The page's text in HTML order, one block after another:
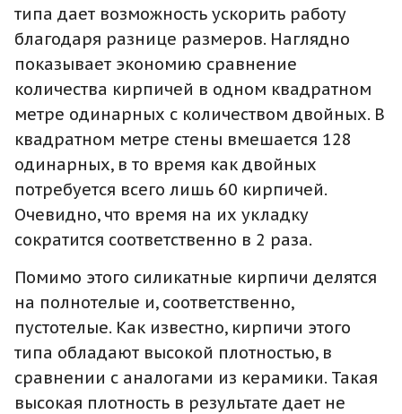
типа дает возможность ускорить работу
благодаря разнице размеров. Наглядно
показывает экономию сравнение
количества кирпичей в одном квадратном
метре одинарных с количеством двойных. В
квадратном метре стены вмешается 128
одинарных, в то время как двойных
потребуется всего лишь 60 кирпичей.
Очевидно, что время на их укладку
сократится соответственно в 2 раза.
Помимо этого силикатные кирпичи делятся
на полнотелые и, соответственно,
пустотелые. Как известно, кирпичи этого
типа обладают высокой плотностью, в
сравнении с аналогами из керамики. Такая
высокая плотность в результате дает не